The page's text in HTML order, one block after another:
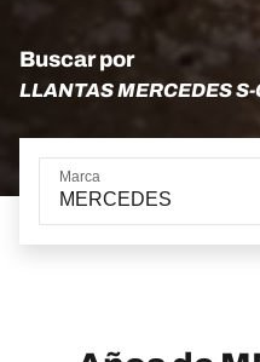
Buscar por
LLANTAS MERCEDES
Marca
MERCEDES